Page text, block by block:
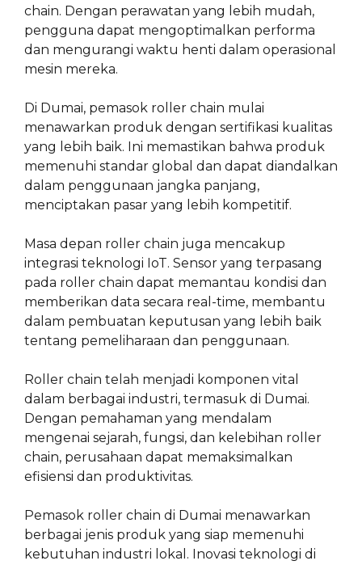
chain. Dengan perawatan yang lebih mudah,
pengguna dapat mengoptimalkan performa
dan mengurangi waktu henti dalam operasional
mesin mereka.
Di Dumai, pemasok roller chain mulai
menawarkan produk dengan sertifikasi kualitas
yang lebih baik. Ini memastikan bahwa produk
memenuhi standar global dan dapat diandalkan
dalam penggunaan jangka panjang,
menciptakan pasar yang lebih kompetitif.
Masa depan roller chain juga mencakup
integrasi teknologi IoT. Sensor yang terpasang
pada roller chain dapat memantau kondisi dan
memberikan data secara real-time, membantu
dalam pembuatan keputusan yang lebih baik
tentang pemeliharaan dan penggunaan.
Roller chain telah menjadi komponen vital
dalam berbagai industri, termasuk di Dumai.
Dengan pemahaman yang mendalam
mengenai sejarah, fungsi, dan kelebihan roller
chain, perusahaan dapat memaksimalkan
efisiensi dan produktivitas.
Pemasok roller chain di Dumai menawarkan
berbagai jenis produk yang siap memenuhi
kebutuhan industri lokal. Inovasi teknologi di